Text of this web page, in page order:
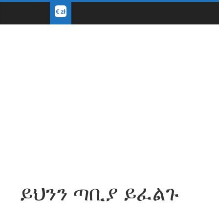
ይህንን ጣቢያ ይፈልጉ